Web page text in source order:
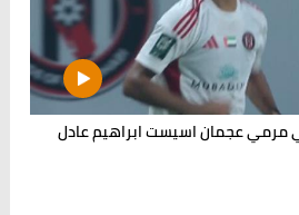
مرمي عجمان اسيست ابراهيم عادل